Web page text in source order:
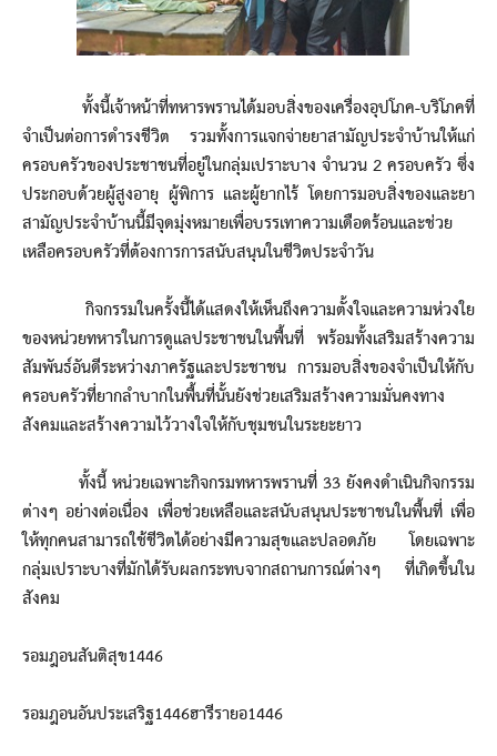
ทั้งนี้เจ้าหน้าที่ทหารพรานได้มอบสิ่งของเครื่องอุปโภค-บริโภคที่
จำเป็นต่อการดำรงชีวิต รวมทั้งการแจกจ่ายยาสามัญประจำบ้านให้แก่
ครอบครัวของประชาชนที่อยู่ในกลุ่มเปราะบาง จำนวน 2 ครอบครัว ซึ่ง
ประกอบด้วยผู้สูงอายุ ผู้พิการ และผู้ยากไร้ โดยการมอบสิ่งของและยา
สามัญประจำบ้านนี้มีจุดมุ่งหมายเพื่อบรรเทาความเดือดร้อนและช่วย
เหลือครอบครัวที่ต้องการการสนับสนุนในชีวิตประจำวัน
กิจกรรมในครั้งนี้ได้แสดงให้เห็นถึงความตั้งใจและความห่วงใย
ของหน่วยทหารในการดูแลประชาชนในพื้นที่ พร้อมทั้งเสริมสร้างความ
สัมพันธ์อันดีระหว่างภาครัฐและประชาชน การมอบสิ่งของจำเป็นให้กับ
ครอบครัวที่ยากลำบากในพื้นที่นั้นยังช่วยเสริมสร้างความมั่นคงทาง
สังคมและสร้างความไว้วางใจให้กับชุมชนในระยะยาว
ทั้งนี้ หน่วยเฉพาะกิจกรมทหารพรานที่ 33 ยังคงดำเนินกิจกรรม
ต่างๆ อย่างต่อเนื่อง เพื่อช่วยเหลือและสนับสนุนประชาชนในพื้นที่ เพื่อ
ให้ทุกคนสามารถใช้ชีวิตได้อย่างมีความสุขและปลอดภัย โดยเฉพาะ
กลุ่มเปราะบางที่มักได้รับผลกระทบจากสถานการณ์ต่างๆ ที่เกิดขึ้นใน
สังคม
รอมฎอนสันติสุข1446
รอมฎอนอันประเสริฐ1446ฮารีรายอ1446